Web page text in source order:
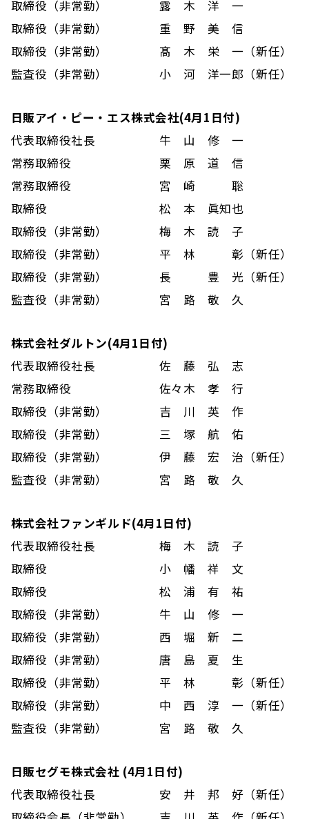
取締役（非常勤）
露 木 洋 一
取締役（非常勤）
重 野 美 信
取締役（非常勤）
髙 木 栄 一（新任）
監査役（非常勤）
小 河 洋一郎（新任）
日販アイ・ピー・エス株式会社(4月1日付)
代表取締役社長
牛 山 修 一
常務取締役
栗 原 道 信
常務取締役
宮 崎 聡
取締役
松 本 眞知也
取締役（非常勤）
梅 木 読 子
取締役（非常勤）
平 林 彰（新任）
取締役（非常勤）
長 豊 光（新任）
監査役（非常勤）
宮 路 敬 久
株式会社ダルトン(4月1日付)
代表取締役社長
佐 藤 弘 志
常務取締役
佐々木 孝 行
取締役（非常勤）
吉 川 英 作
取締役（非常勤）
三 塚 航 佑
取締役（非常勤）
伊 藤 宏 治（新任）
監査役（非常勤）
宮 路 敬 久
株式会社ファンギルド(4月1日付)
代表取締役社長
梅 木 読 子
取締役
小 幡 祥 文
取締役
松 浦 有 祐
取締役（非常勤）
牛 山 修 一
取締役（非常勤）
西 堀 新 二
取締役（非常勤）
唐 島 夏 生
取締役（非常勤）
平 林 彰（新任）
取締役（非常勤）
中 西 淳 一（新任）
監査役（非常勤）
宮 路 敬 久
日販セグモ株式会社 (4月1日付)
代表取締役社長
安 井 邦 好（新任）